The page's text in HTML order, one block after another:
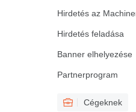
Hirdetés az
Hirdetés feladása
Banner elhelyezése
Partnerprogram
Cégeknek